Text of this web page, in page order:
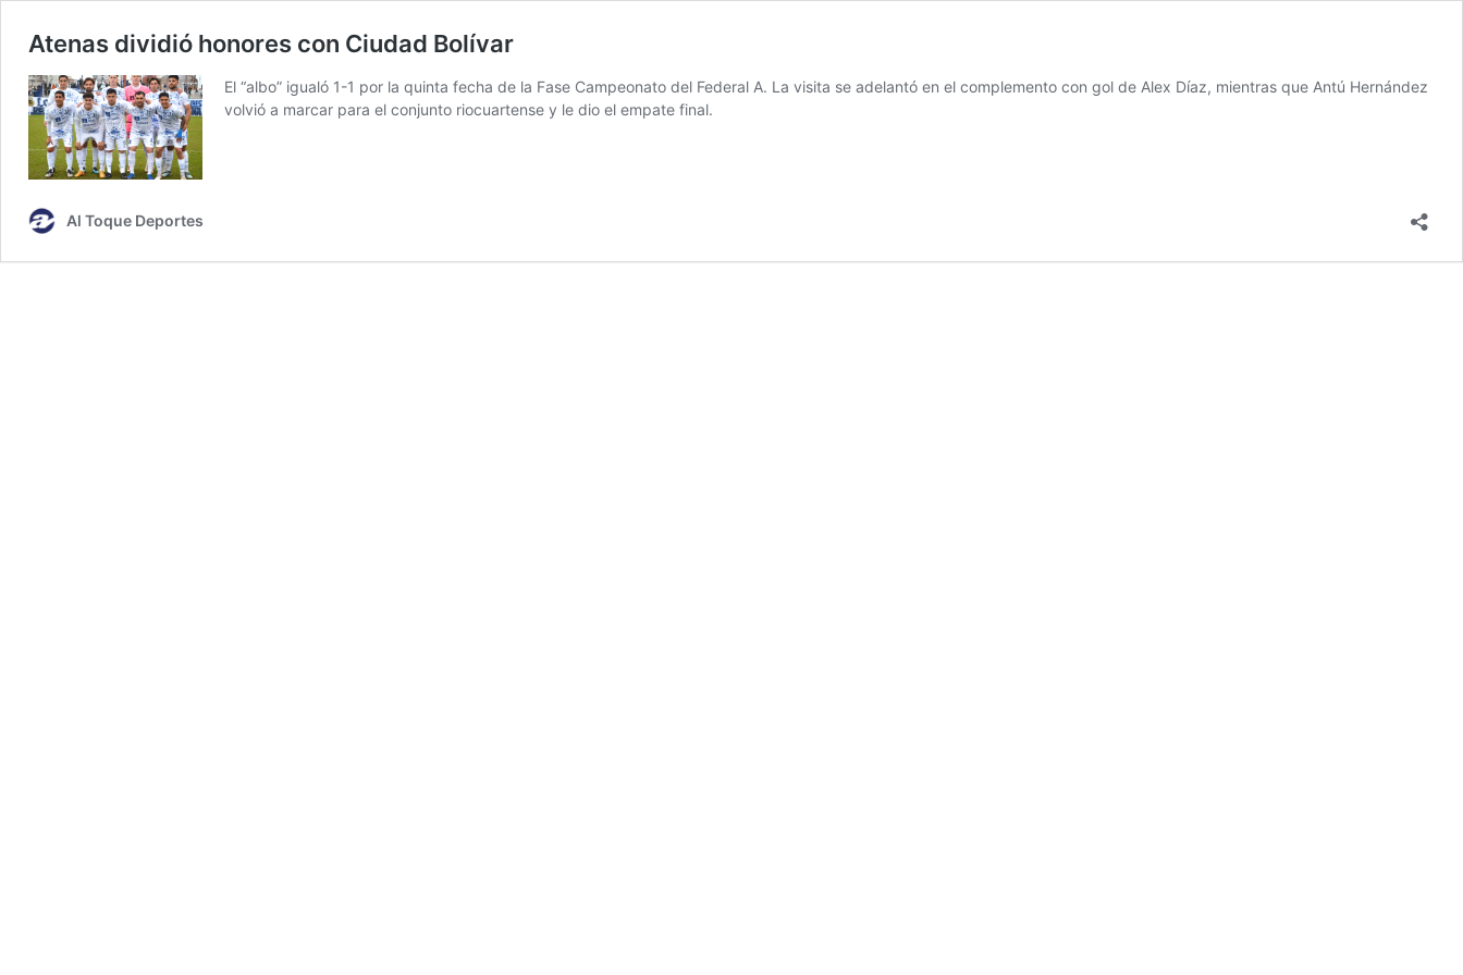
Atenas dividió honores con Ciudad Bolívar
El “albo” igualó 1-1 por la quinta fecha de la Fase Campeonato del Federal A. La visita se adelantó en el complemento con gol de Alex Díaz, mientras que Antú Hernández
volvió a marcar para el conjunto riocuartense y le dio el empate final.
Al Toque Deportes